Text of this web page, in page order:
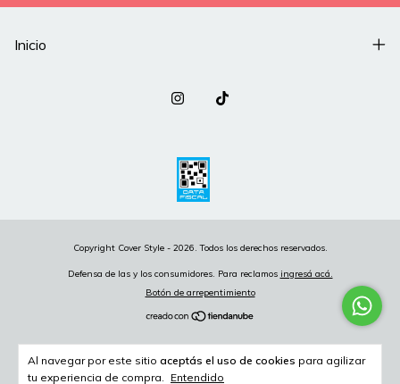
Al navegar por este sitio aceptás el uso de cookies para agilizar
tu experiencia de compra. Entendido
Inicio
Copyright Cover Style - 2026. Todos los derechos reservados.
Defensa de las y los consumidores. Para reclamos ingresá acá.
Botón de arrepentimiento